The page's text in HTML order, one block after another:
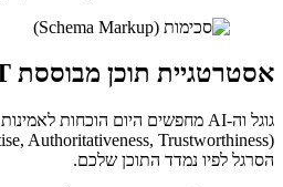
אסטרטגיית תוכן מבוססת E-E-A-T
הסרגל לפיו נמדד התוכן שלכם.